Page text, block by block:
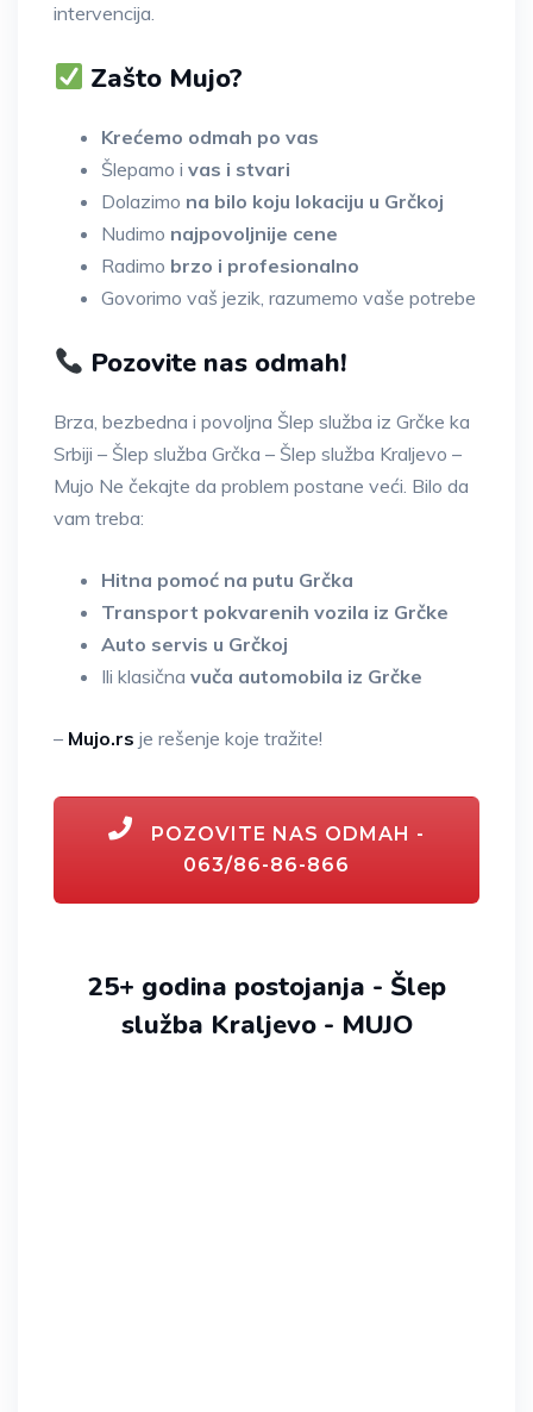
intervencija.
Zašto Mujo?
Krećemo odmah po vas
Šlepamo i vas i stvari
Dolazimo na bilo koju lokaciju u Grčkoj
Nudimo najpovoljnije cene
Radimo brzo i profesionalno
Govorimo vaš jezik, razumemo vaše potrebe
Pozovite nas odmah!
Brza, bezbedna i povoljna Šlep služba iz Grčke ka
Srbiji – Šlep služba Grčka – Šlep služba Kraljevo –
Mujo Ne čekajte da problem postane veći. Bilo da
vam treba:
Hitna pomoć na putu Grčka
Transport pokvarenih vozila iz Grčke
Auto servis u Grčkoj
Ili klasična vuča automobila iz Grčke
– Mujo.rs je rešenje koje tražite!
POZOVITE NAS ODMAH -
063/86-86-866
25+ godina postojanja - Šlep
služba Kraljevo - MUJO